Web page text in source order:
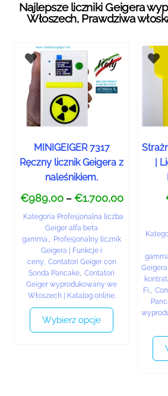
Najlepsze liczniki Geigera
Włoszech, Prawdziwa
MINIGEIGER 7317
Ręczny licznik Geigera z
naleśnikiem.
€989,00 – €1.700,00
Kategoria Profesjonalna liczba
Geiger alfa beta
gamma., Profesjonalny licznik
Geigera | Funkcje i
ceny, Contatori Geiger con
Sonda Pancake, Contatori
Geiger wyprodukowany we
Włoszech | Katalog online.
Wybierz opcje
|
Fi.,